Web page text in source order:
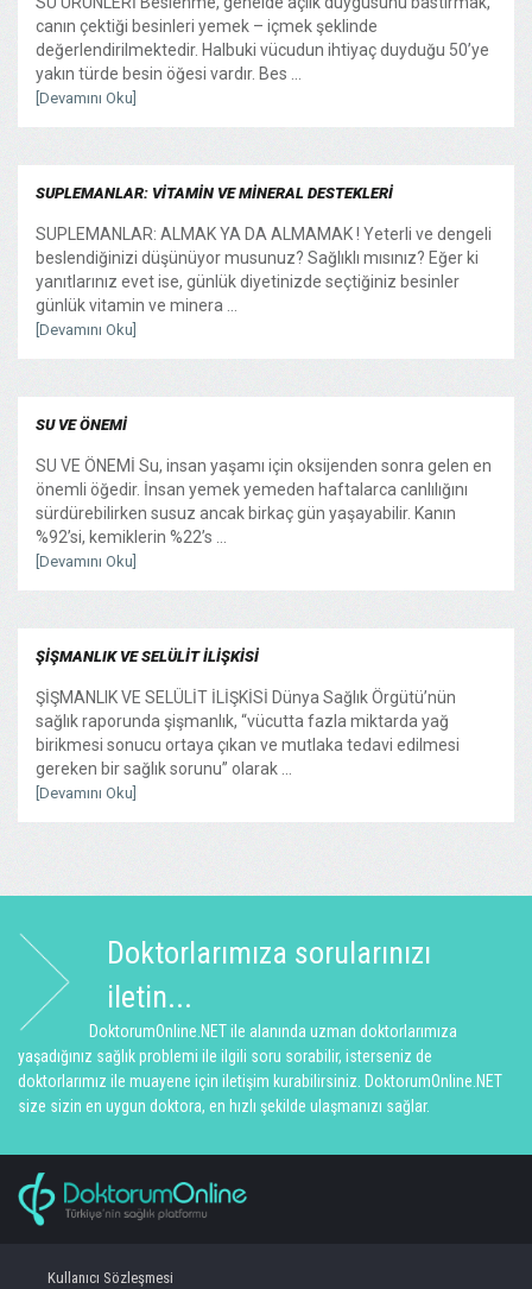
canın çektiği besinleri yemek – içmek şeklinde
değerlendirilmektedir. Halbuki vücudun ihtiyaç duyduğu 50’ye
yakın türde besin öğesi vardır. Bes ...
[Devamını Oku]
SUPLEMANLAR: VİTAMİN VE MİNERAL DESTEKLERİ
SUPLEMANLAR: ALMAK YA DA ALMAMAK ! Yeterli ve dengeli
beslendiğinizi düşünüyor musunuz? Sağlıklı mısınız? Eğer ki
yanıtlarınız evet ise, günlük diyetinizde seçtiğiniz besinler
günlük vitamin ve minera ...
[Devamını Oku]
SU VE ÖNEMİ
SU VE ÖNEMİ Su, insan yaşamı için oksijenden sonra gelen en
önemli öğedir. İnsan yemek yemeden haftalarca canlılığını
sürdürebilirken susuz ancak birkaç gün yaşayabilir. Kanın
%92’si, kemiklerin %22’s ...
[Devamını Oku]
ŞİŞMANLIK VE SELÜLİT İLİŞKİSİ
ŞİŞMANLIK VE SELÜLİT İLİŞKİSİ Dünya Sağlık Örgütü’nün
sağlık raporunda şişmanlık, “vücutta fazla miktarda yağ
birikmesi sonucu ortaya çıkan ve mutlaka tedavi edilmesi
gereken bir sağlık sorunu” olarak ...
[Devamını Oku]
Doktorlarımıza sorularınızı
iletin...
DoktorumOnline.NET ile alanında uzman doktorlarımıza
yaşadığınız sağlık problemi ile ilgili soru sorabilir, isterseniz de
doktorlarımız ile muayene için iletişim kurabilirsiniz. DoktorumOnline.NET
size sizin en uygun doktora, en hızlı şekilde ulaşmanızı sağlar.
Kullanıcı Sözleşmesi